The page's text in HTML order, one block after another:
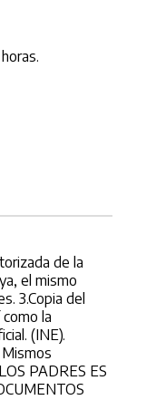
de la
el mismo
3.Copia del
la
(INE).
PADRES ES